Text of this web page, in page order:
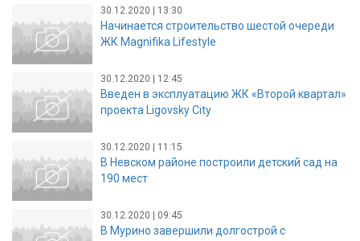
30.12.2020 | 13:30
Начинается строительство шестой очереди
ЖК Magnifika Lifestyle
30.12.2020 | 12:45
Введен в эксплуатацию ЖК «Второй квартал»
проекта Ligovsky City
30.12.2020 | 11:15
В Невском районе построили детский сад на
190 мест
30.12.2020 | 09:45
В Мурино завершили долгострой с